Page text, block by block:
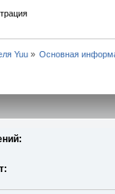
Yuu» Основная